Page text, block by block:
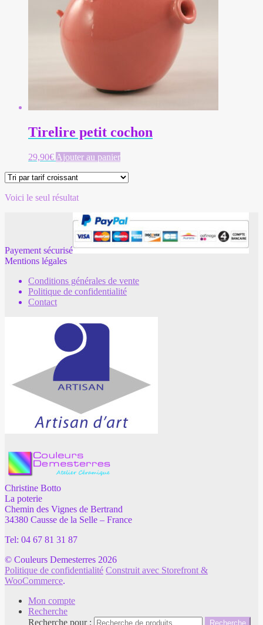
Tirelire petit cochon
29,90€ Ajouter au panier
Voici le seul résultat
Payement sécurisé
Mentions légales
Conditions générales de vente
Politique de confidentialité
Contact
Christine Botto
La poterie
Chemin des Vignes de Bertrand
34380 Causse de la Selle – France
Tel: 04 67 81 31 87
© Couleurs Demesterres 2026
Politique de confidentialité Construit avec Storefront &
WooCommerce.
Mon compte
Recherche
Recherche pour :
Recherche